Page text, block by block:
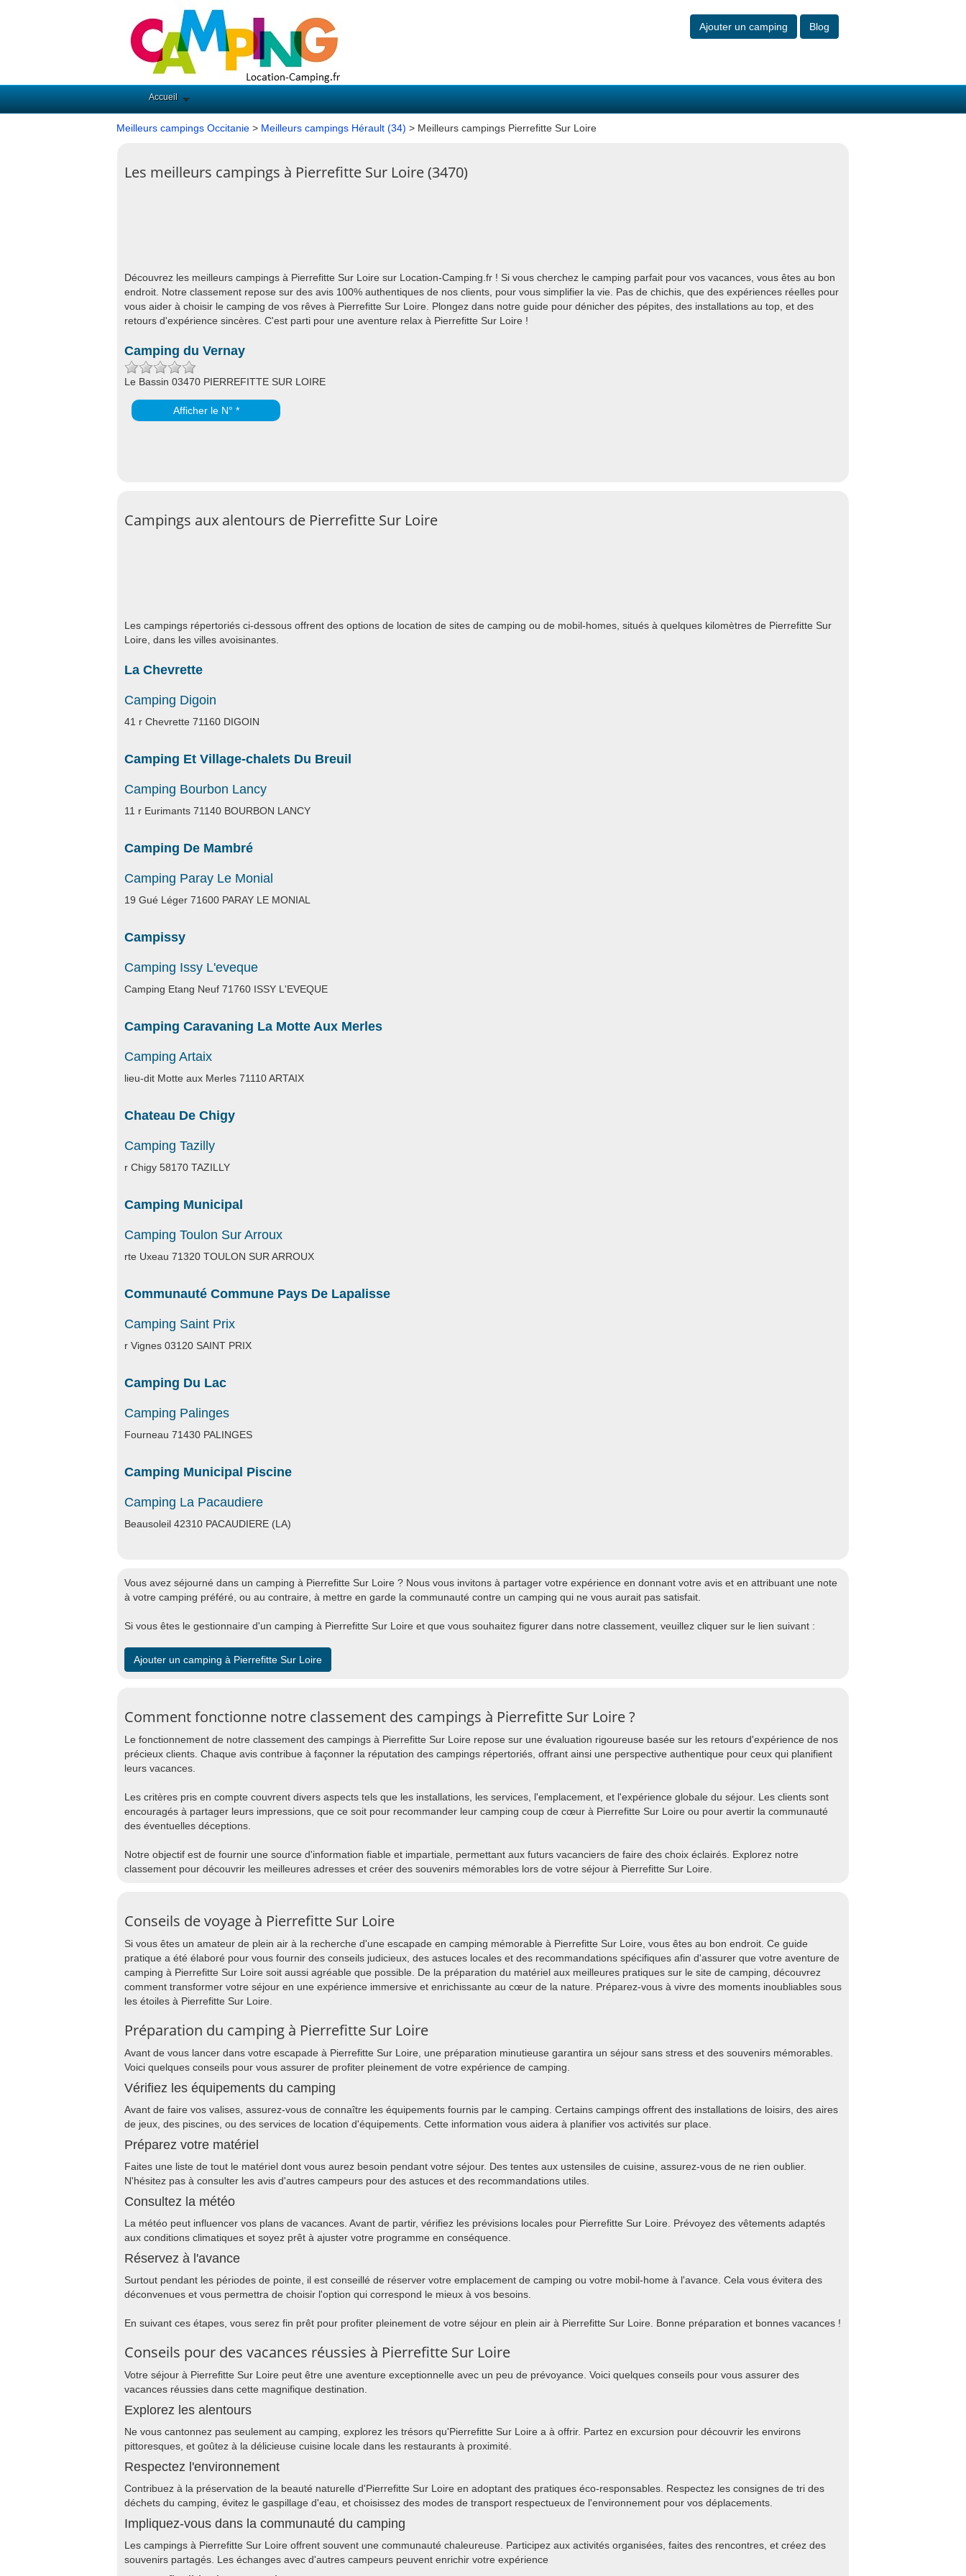
Ajouter un camping Blog
Accueil
Meilleurs campings Occitanie > Meilleurs campings Hérault (34) > Meilleurs campings Pierrefitte Sur Loire
Les meilleurs campings à Pierrefitte Sur Loire (3470)
Découvrez les meilleurs campings à Pierrefitte Sur Loire sur Location-Camping.fr ! Si vous cherchez le camping parfait pour vos vacances, vous êtes au bon
endroit. Notre classement repose sur des avis 100% authentiques de nos clients, pour vous simplifier la vie. Pas de chichis, que des expériences réelles pour
vous aider à choisir le camping de vos rêves à Pierrefitte Sur Loire. Plongez dans notre guide pour dénicher des pépites, des installations au top, et des
retours d'expérience sincères. C'est parti pour une aventure relax à Pierrefitte Sur Loire !
Camping du Vernay
Le Bassin 03470 PIERREFITTE SUR LOIRE
Afficher le N° *
Campings aux alentours de Pierrefitte Sur Loire
Les campings répertoriés ci-dessous offrent des options de location de sites de camping ou de mobil-homes, situés à quelques kilomètres de Pierrefitte Sur
Loire, dans les villes avoisinantes.
La Chevrette
Camping Digoin
41 r Chevrette 71160 DIGOIN
Camping Et Village-chalets Du Breuil
Camping Bourbon Lancy
11 r Eurimants 71140 BOURBON LANCY
Camping De Mambré
Camping Paray Le Monial
19 Gué Léger 71600 PARAY LE MONIAL
Campissy
Camping Issy L'eveque
Camping Etang Neuf 71760 ISSY L'EVEQUE
Camping Caravaning La Motte Aux Merles
Camping Artaix
lieu-dit Motte aux Merles 71110 ARTAIX
Chateau De Chigy
Camping Tazilly
r Chigy 58170 TAZILLY
Camping Municipal
Camping Toulon Sur Arroux
rte Uxeau 71320 TOULON SUR ARROUX
Communauté Commune Pays De Lapalisse
Camping Saint Prix
r Vignes 03120 SAINT PRIX
Camping Du Lac
Camping Palinges
Fourneau 71430 PALINGES
Camping Municipal Piscine
Camping La Pacaudiere
Beausoleil 42310 PACAUDIERE (LA)
Vous avez séjourné dans un camping à Pierrefitte Sur Loire ? Nous vous invitons à partager votre expérience en donnant votre avis et en attribuant une note
à votre camping préféré, ou au contraire, à mettre en garde la communauté contre un camping qui ne vous aurait pas satisfait.
Si vous êtes le gestionnaire d'un camping à Pierrefitte Sur Loire et que vous souhaitez figurer dans notre classement, veuillez cliquer sur le lien suivant :
Ajouter un camping à Pierrefitte Sur Loire
Comment fonctionne notre classement des campings à Pierrefitte Sur Loire ?
Le fonctionnement de notre classement des campings à Pierrefitte Sur Loire repose sur une évaluation rigoureuse basée sur les retours d'expérience de nos
précieux clients. Chaque avis contribue à façonner la réputation des campings répertoriés, offrant ainsi une perspective authentique pour ceux qui planifient
leurs vacances.
Les critères pris en compte couvrent divers aspects tels que les installations, les services, l'emplacement, et l'expérience globale du séjour. Les clients sont
encouragés à partager leurs impressions, que ce soit pour recommander leur camping coup de cœur à Pierrefitte Sur Loire ou pour avertir la communauté
des éventuelles déceptions.
Notre objectif est de fournir une source d'information fiable et impartiale, permettant aux futurs vacanciers de faire des choix éclairés. Explorez notre
classement pour découvrir les meilleures adresses et créer des souvenirs mémorables lors de votre séjour à Pierrefitte Sur Loire.
Conseils de voyage à Pierrefitte Sur Loire
Si vous êtes un amateur de plein air à la recherche d'une escapade en camping mémorable à Pierrefitte Sur Loire, vous êtes au bon endroit. Ce guide
pratique a été élaboré pour vous fournir des conseils judicieux, des astuces locales et des recommandations spécifiques afin d'assurer que votre aventure de
camping à Pierrefitte Sur Loire soit aussi agréable que possible. De la préparation du matériel aux meilleures pratiques sur le site de camping, découvrez
comment transformer votre séjour en une expérience immersive et enrichissante au cœur de la nature. Préparez-vous à vivre des moments inoubliables sous
les étoiles à Pierrefitte Sur Loire.
Préparation du camping à Pierrefitte Sur Loire
Avant de vous lancer dans votre escapade à Pierrefitte Sur Loire, une préparation minutieuse garantira un séjour sans stress et des souvenirs mémorables.
Voici quelques conseils pour vous assurer de profiter pleinement de votre expérience de camping.
Vérifiez les équipements du camping
Avant de faire vos valises, assurez-vous de connaître les équipements fournis par le camping. Certains campings offrent des installations de loisirs, des aires
de jeux, des piscines, ou des services de location d'équipements. Cette information vous aidera à planifier vos activités sur place.
Préparez votre matériel
Faites une liste de tout le matériel dont vous aurez besoin pendant votre séjour. Des tentes aux ustensiles de cuisine, assurez-vous de ne rien oublier.
N'hésitez pas à consulter les avis d'autres campeurs pour des astuces et des recommandations utiles.
Consultez la météo
La météo peut influencer vos plans de vacances. Avant de partir, vérifiez les prévisions locales pour Pierrefitte Sur Loire. Prévoyez des vêtements adaptés
aux conditions climatiques et soyez prêt à ajuster votre programme en conséquence.
Réservez à l'avance
Surtout pendant les périodes de pointe, il est conseillé de réserver votre emplacement de camping ou votre mobil-home à l'avance. Cela vous évitera des
déconvenues et vous permettra de choisir l'option qui correspond le mieux à vos besoins.
En suivant ces étapes, vous serez fin prêt pour profiter pleinement de votre séjour en plein air à Pierrefitte Sur Loire. Bonne préparation et bonnes vacances !
Conseils pour des vacances réussies à Pierrefitte Sur Loire
Votre séjour à Pierrefitte Sur Loire peut être une aventure exceptionnelle avec un peu de prévoyance. Voici quelques conseils pour vous assurer des
vacances réussies dans cette magnifique destination.
Explorez les alentours
Ne vous cantonnez pas seulement au camping, explorez les trésors qu'Pierrefitte Sur Loire a à offrir. Partez en excursion pour découvrir les environs
pittoresques, et goûtez à la délicieuse cuisine locale dans les restaurants à proximité.
Respectez l'environnement
Contribuez à la préservation de la beauté naturelle d'Pierrefitte Sur Loire en adoptant des pratiques éco-responsables. Respectez les consignes de tri des
déchets du camping, évitez le gaspillage d'eau, et choisissez des modes de transport respectueux de l'environnement pour vos déplacements.
Impliquez-vous dans la communauté du camping
Les campings à Pierrefitte Sur Loire offrent souvent une communauté chaleureuse. Participez aux activités organisées, faites des rencontres, et créez des
souvenirs partagés. Les échanges avec d'autres campeurs peuvent enrichir votre expérience